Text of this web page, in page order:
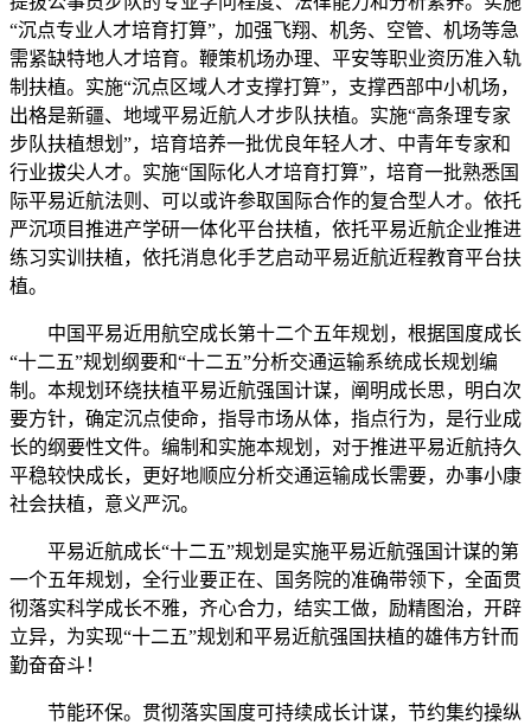
“沉点专业人才培育打算”，加强飞翔、机务、空管、机场等急
需紧缺特地人才培育。鞭策机场办理、平安等职业资历准入轨
制扶植。实施“沉点区域人才支撑打算”，支撑西部中小机场，
出格是新疆、地域平易近航人才步队扶植。实施“高条理专家
步队扶植想划”，培育培养一批优良年轻人才、中青年专家和
行业拔尖人才。实施“国际化人才培育打算”，培育一批熟悉国
际平易近航法则、可以或许参取国际合作的复合型人才。依托
严沉项目推进产学研一体化平台扶植，依托平易近航企业推进
练习实训扶植，依托消息化手艺启动平易近航近程教育平台扶
植。
中国平易近用航空成长第十二个五年规划，根据国度成长
“十二五”规划纲要和“十二五”分析交通运输系统成长规划编
制。本规划环绕扶植平易近航强国计谋，阐明成长思，明白次
要方针，确定沉点使命，指导市场从体，指点行为，是行业成
长的纲要性文件。编制和实施本规划，对于推进平易近航持久
平稳较快成长，更好地顺应分析交通运输成长需要，办事小康
社会扶植，意义严沉。
平易近航成长“十二五”规划是实施平易近航强国计谋的第
一个五年规划，全行业要正在、国务院的准确带领下，全面贯
彻落实科学成长不雅，齐心合力，结实工做，励精图治，开辟
立异，为实现“十二五”规划和平易近航强国扶植的雄伟方针而
勤奋奋斗！
节能环保。贯彻落实国度可持续成长计谋，节约集约操纵